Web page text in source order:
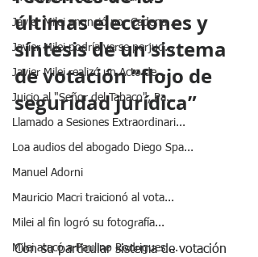
Javier Milei anunció por Cadena ...
Javier Milei podría verse perjud...
Javier Milei realizó un Acto de ...
Juicio al "Señor del Tabaco", Pa...
Llamado a Sesiones Extraordinari...
Loa audios del abogado Diego Spa...
Manuel Adorni
Mauricio Macri traicionó al vota...
Milei al fin logró su fotografía...
Milei atacó a Paulino Rodrigues ...
últimas elecciones y
síntesis de un sistema
de votación “flojo de
seguridad jurídica”
Con su particular sistema de votación